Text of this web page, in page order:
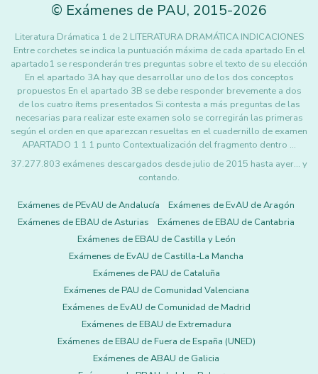
© Exámenes de PAU, 2015-2026
Literatura Drámatica 1 de 2 LITERATURA DRAMÁTICA INDICACIONES
Entre corchetes se indica la puntuación máxima de cada apartado En el
apartado1 se responderán tres preguntas sobre el texto de su elección
En el apartado 3A hay que desarrollar uno de los dos conceptos
propuestos En el apartado 3B se debe responder brevemente a dos
de los cuatro ítems presentados Si contesta a más preguntas de las
necesarias para realizar este examen solo se corregirán las primeras
según el orden en que aparezcan resueltas en el cuadernillo de examen
APARTADO 1 1 1 punto Contextualización del fragmento dentro …
37.277.803 exámenes descargados desde julio de 2015 hasta ayer... y
contando.
Exámenes de PEvAU de Andalucía
Exámenes de EvAU de Aragón
Exámenes de EBAU de Asturias
Exámenes de EBAU de Cantabria
Exámenes de EBAU de Castilla y León
Exámenes de EvAU de Castilla-La Mancha
Exámenes de PAU de Cataluña
Exámenes de PAU de Comunidad Valenciana
Exámenes de EvAU de Comunidad de Madrid
Exámenes de EBAU de Extremadura
Exámenes de EBAU de Fuera de España (UNED)
Exámenes de ABAU de Galicia